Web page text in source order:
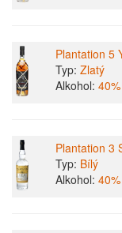
Plantation 5
Typ: Zlatý
Alkohol: 40%
Plantation 3
Typ: Bílý
Alkohol: 40%